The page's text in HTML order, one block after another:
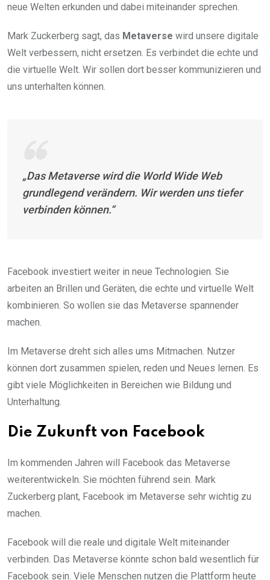
neue Welten erkunden und dabei miteinander sprechen.
Mark Zuckerberg sagt, das Metaverse wird unsere digitale
Welt verbessern, nicht ersetzen. Es verbindet die echte und
die virtuelle Welt. Wir sollen dort besser kommunizieren und
uns unterhalten können.
„Das Metaverse wird die World Wide Web
grundlegend verändern. Wir werden uns tiefer
verbinden können.“
Facebook investiert weiter in neue Technologien. Sie
arbeiten an Brillen und Geräten, die echte und virtuelle Welt
kombinieren. So wollen sie das Metaverse spannender
machen.
Im Metaverse dreht sich alles ums Mitmachen. Nutzer
können dort zusammen spielen, reden und Neues lernen. Es
gibt viele Möglichkeiten in Bereichen wie Bildung und
Unterhaltung.
Die Zukunft von Facebook
Im kommenden Jahren will Facebook das Metaverse
weiterentwickeln. Sie möchten führend sein. Mark
Zuckerberg plant, Facebook im Metaverse sehr wichtig zu
machen.
Facebook will die reale und digitale Welt miteinander
verbinden. Das Metaverse könnte schon bald wesentlich für
Facebook sein. Viele Menschen nutzen die Plattform heute